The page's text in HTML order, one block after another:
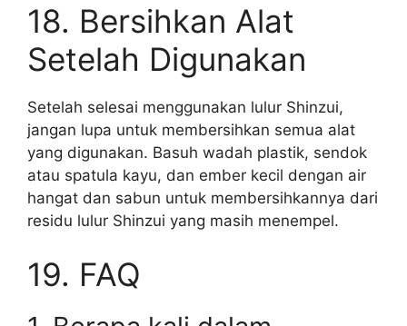
18. Bersihkan Alat
Setelah Digunakan
Setelah selesai menggunakan lulur Shinzui,
jangan lupa untuk membersihkan semua alat
yang digunakan. Basuh wadah plastik, sendok
atau spatula kayu, dan ember kecil dengan air
hangat dan sabun untuk membersihkannya dari
residu lulur Shinzui yang masih menempel.
19. FAQ